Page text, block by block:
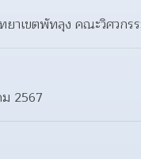
เขตพัทลุง คณะวิศวกร
2567